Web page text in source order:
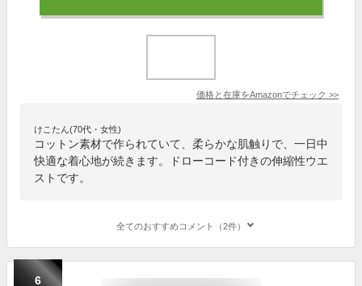
価格と在庫をAmazonでチェック >>
けこたん(70代・女性)
コットン素材で作られていて、柔らかな肌触りで、一日中
快適な着心地が続きます。ドローコード付きの伸縮性ウエ
ストです。
全てのおすすめコメント（2件）
6